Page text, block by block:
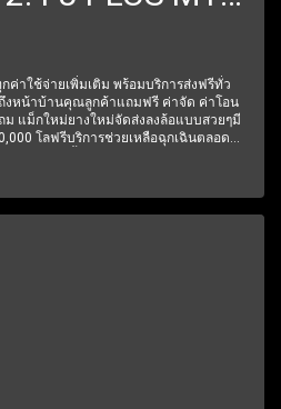
บาท
ค่าใช้จ่ายเพิ่มเติม พร้อมบริการส่งฟรีทั่ว
ถึงหน้าบ้านคุณลูกค้าแถมฟรี ค่าจัด ค่าโอน
แม็กใหม่ยางใหม่จัดส่งลงล้อแบบสวยๆมี
โลฟรีบริการช่วยเหลือฉุกเฉินตลอด
ระกันให้ทุกชิ้นส่วน มีรถให้เลือกมากกว่า